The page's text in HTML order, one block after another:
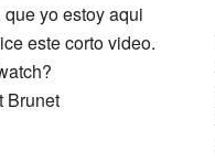
yo estoy aqui
este corto video.
Brunet